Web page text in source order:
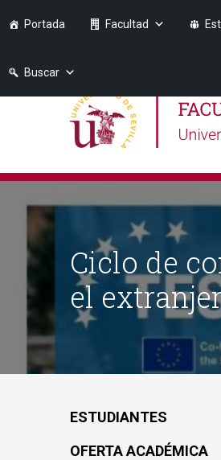
Portada Facultad
Buscar
Ciclo de
el
ESTUDIANTES
OFERTA ACADÉMICA